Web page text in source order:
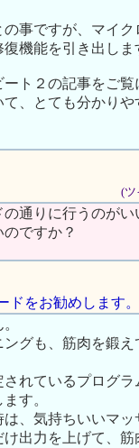
事ですが、マイ
機能を引き出し
ト２の記事をご
、とても分かり
(ツ
通りに行うのが
ですか？
ドをお勧めします。
グも、筋肉を鍛
れているプログ
す。
、気持ちいいマ
出力を上げて、